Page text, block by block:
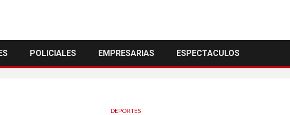
POLICIALES EMPRESARIAS ESPECTACULOS
DEPORTES